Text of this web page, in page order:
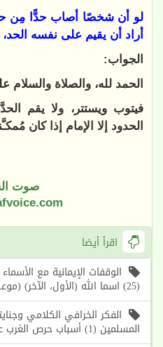
لو أن شخصًا أصاب حدًّا مِن
أراد أن يقيم على نفسه
الجواب:
الحمد لله، والصلاة والسلام
فيتوب ويستتر، ولا يقم
الحدود إلا الإمام إذا كان
صوت
اقرأ أيضا
الوقفات الإيمانية مع
(25) اسما الله (الأول، الآخر) (موعظة الأسبوع)
الفكر الخرافي الكلامي
المسلمين (1) أسباب حرص الغرب على إحياء هذا الفكر (1)